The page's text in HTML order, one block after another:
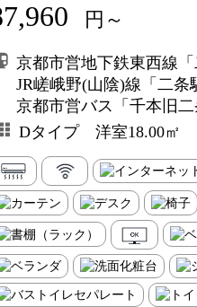
円～
京都市営地下鉄東西線
JR嵯峨野(山陰)線「二条
京都市営バス「千本旧
Dタイプ 洋室18.00㎡